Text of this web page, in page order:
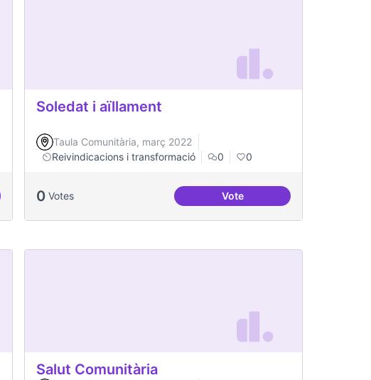
amb destinatàries de públic jove
Soledat i aïllament
Taula Comunitària, març 2022
Reivindicacions i transformació
0 0
0 Votes VoteSoledat i aïllament
Salut Comunitària